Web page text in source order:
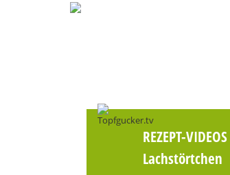
REZEPT-VIDEOS
Lachstörtchen